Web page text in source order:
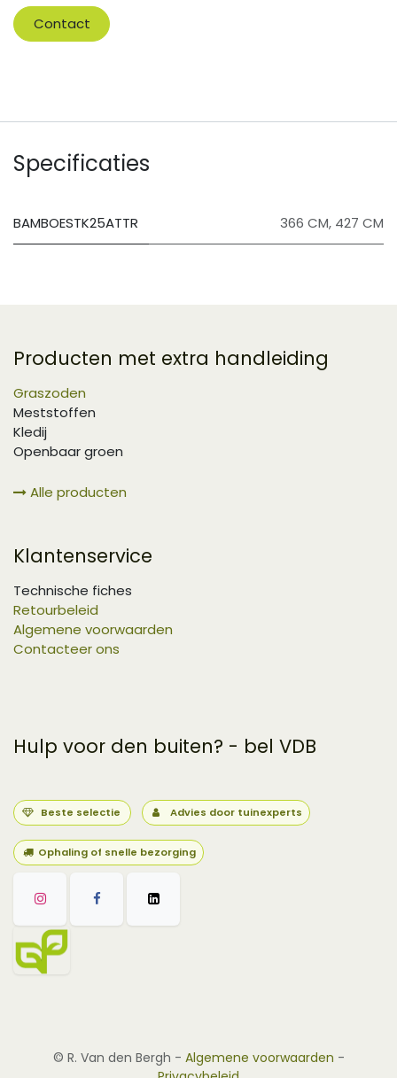
Contact
Specificaties
BAMBOESTK25ATTR 366 CM, 427 CM
Producten met extra handleiding
Graszoden
Meststoffen
Kledij
Openbaar groen
Alle producten
Klantenservice
Technische fiches
Retourbeleid
Algemene voorwaarden
Contacteer ons
Hulp voor den buiten? - bel VDB
Beste selectie Advies door tuinexperts
Ophaling of snelle bezorging
© R. Van den Bergh - Algemene voorwaarden -